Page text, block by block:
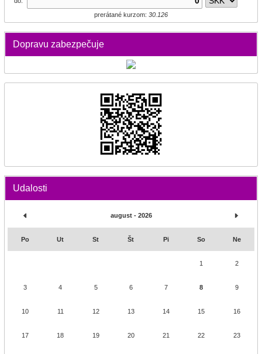
prerátané kurzom: 30.126
Dopravu zabezpečuje
Udalosti
august - 2026
Po Ut St Št Pi So Ne
1 2
3 4 5 6 7 8 9
10 11 12 13 14 15 16
17 18 19 20 21 22 23